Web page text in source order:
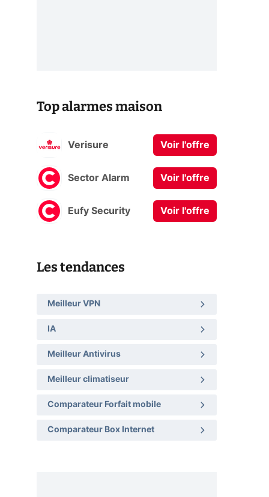
Top alarmes maison
Verisure Voir l'offre
Sector Alarm Voir l'offre
Eufy Security Voir l'offre
Les tendances
Meilleur VPN
IA
Meilleur Antivirus
Meilleur climatiseur
Comparateur Forfait mobile
Comparateur Box Internet